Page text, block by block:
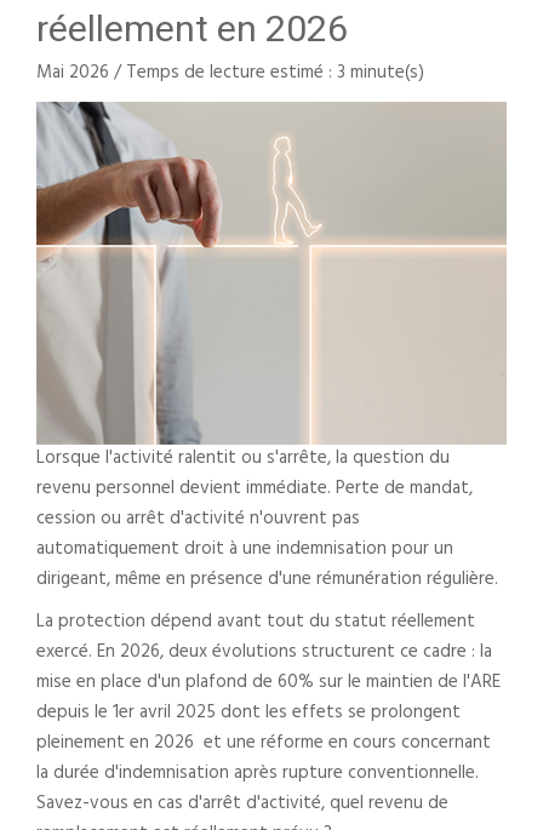
réellement en 2026
Mai 2026 / Temps de lecture estimé : 3 minute(s)
Lorsque l'activité ralentit ou s'arrête, la question du
revenu personnel devient immédiate. Perte de mandat,
cession ou arrêt d'activité n'ouvrent pas
automatiquement droit à une indemnisation pour un
dirigeant, même en présence d'une rémunération régulière.
La protection dépend avant tout du statut réellement
exercé. En 2026, deux évolutions structurent ce cadre : la
mise en place d'un plafond de 60% sur le maintien de l'ARE
depuis le 1er avril 2025 dont les effets se prolongent
pleinement en 2026 et une réforme en cours concernant
la durée d'indemnisation après rupture conventionnelle.
Savez-vous en cas d'arrêt d'activité, quel revenu de